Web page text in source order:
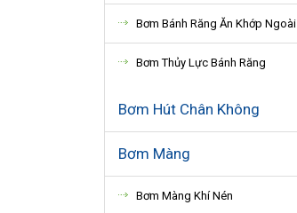
Bơm Bánh Răng Ăn Khớp Ngoài
Bơm Thủy Lực Bánh Răng
Bơm Hút Chân Không
Bơm Màng
Bơm Màng Khí Nén